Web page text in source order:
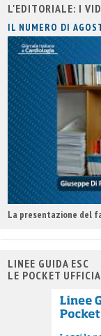
L'EDITORIALE: I
IL NUMERO DI
La presentazione del
LINEE GUIDA ESC
LE POCKET